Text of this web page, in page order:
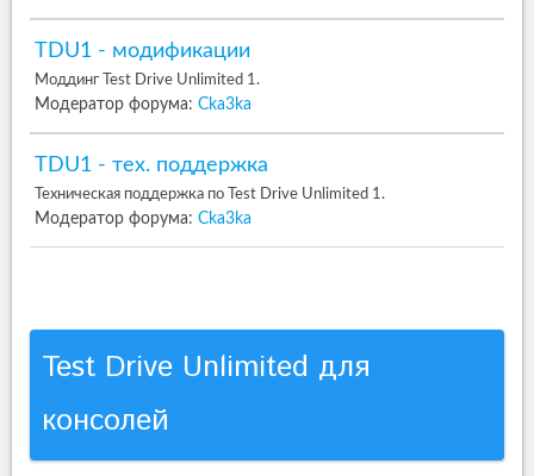
TDU1 - модификации
Моддинг Test Drive Unlimited 1.
Модератор форума: Cka3ka
TDU1 - тех. поддержка
Техническая поддержка по Test Drive Unlimited 1.
Модератор форума: Cka3ka
Test Drive Unlimited для
консолей